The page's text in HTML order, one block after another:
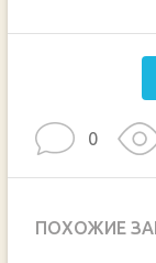
0
ПОХОЖИЕ